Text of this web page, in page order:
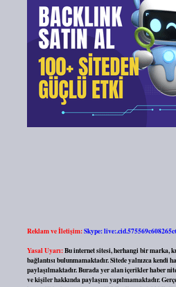
Reklam ve İletişim:Skype:
Yasal Uyarı:Bu internet sitesi, herhangi bir marka,
bağlantısı bulunmamaktadır. Sitede yalnızca kendi
paylaşılmaktadır. Burada yer alan içerikler haber
ve kişiler hakkında paylaşım yapılmamaktadır.